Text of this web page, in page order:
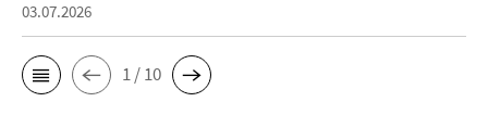
03.07.2026
1 / 10